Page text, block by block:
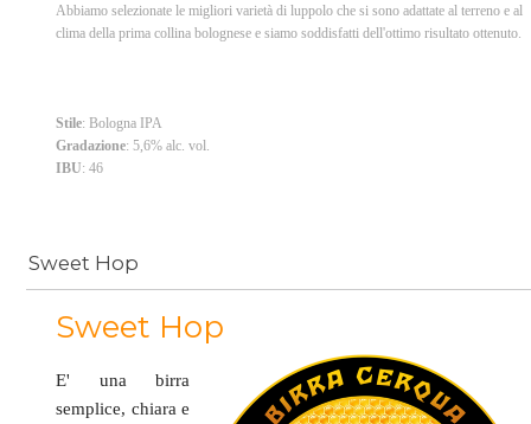
Abbiamo selezionate le migliori varietà di luppolo che si sono adattate al terreno e al
clima della prima collina bolognese e siamo soddisfatti dell'ottimo risultato ottenuto.
Stile: Bologna IPA
Gradazione: 5,6% alc. vol.
IBU: 46
Sweet Hop
Sweet Hop
E' una birra
semplice, chiara e